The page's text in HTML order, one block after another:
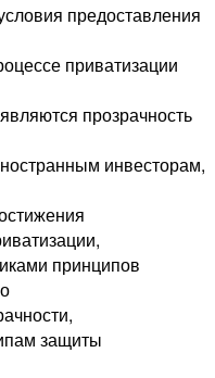
предоставления
приватизации
прозрачность
инвесторам,
принципов
защиты